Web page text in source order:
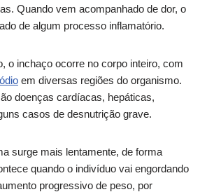
Quando vem acompanhado de dor, o
de algum processo inflamatório.
o inchaço ocorre no corpo inteiro, com
em diversas regiões do organismo.
doenças cardíacas, hepáticas,
casos de desnutrição grave.
surge mais lentamente, de forma
quando o indivíduo vai engordando
progressivo de peso, por